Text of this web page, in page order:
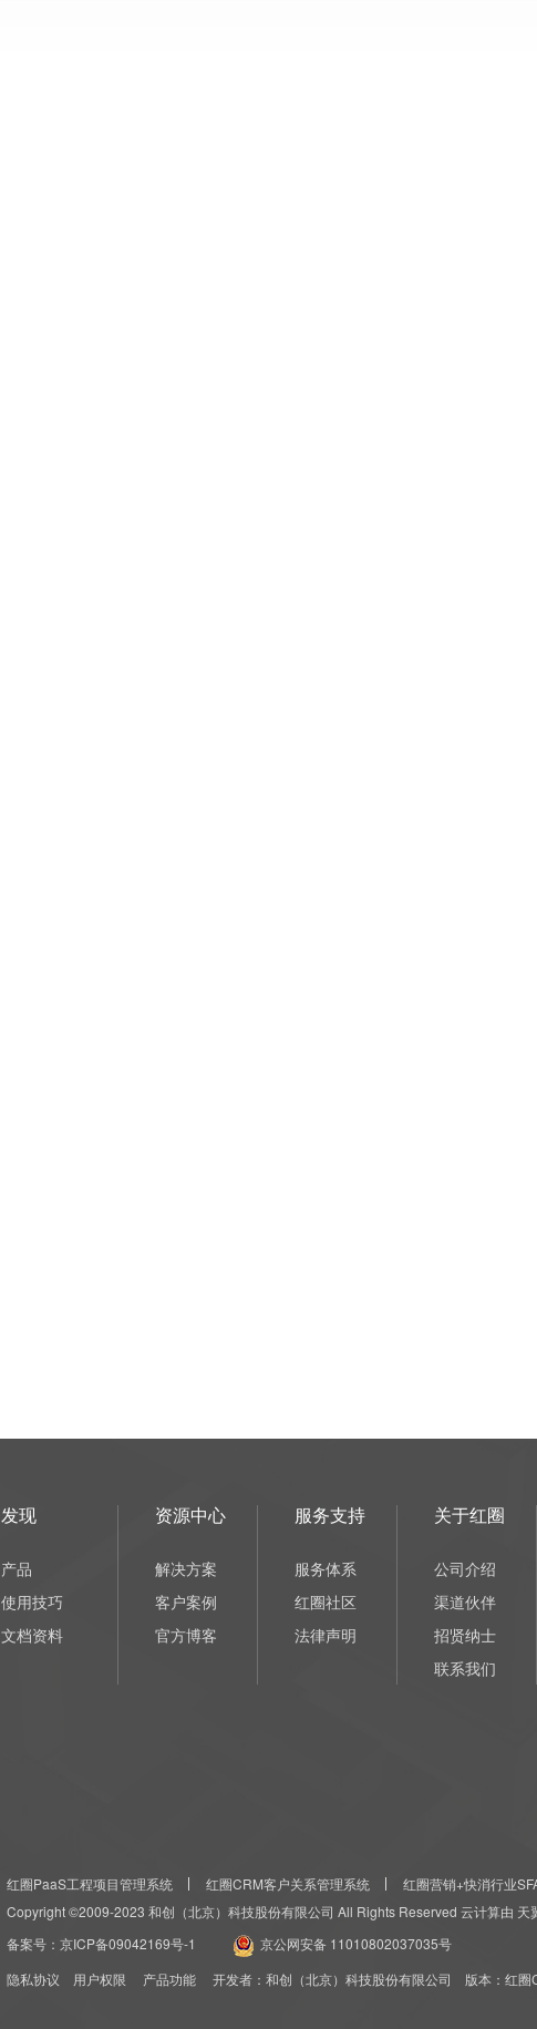
发现
产品
使用技巧
文档资料
资源中心
解决方案
客户案例
官方博客
服务支持
服务体系
红圈社区
法律声明
关于红圈
公司介绍
渠道伙伴
招贤纳士
联系我们
红圈PaaS工程项目管理系统 红圈CRM客户关系管理系统
红圈营销+快消行业
Copyright ©2009-2023 和创（北京）科技股份有限公司 All Rights Reserved 云计算由 天
备案号：京ICP备09042169号-1
京公网安备 11010802037035号
隐私协议
用户权限 产品功能 开发者：和创（北京）科技股份有限公司 版本：红圈